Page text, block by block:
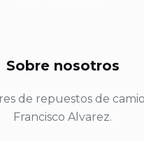
Sobre nosotros
de repuestos de
Francisco Alvarez.